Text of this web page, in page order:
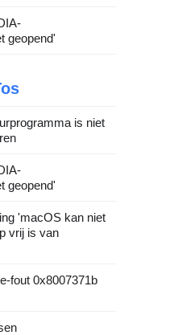
geopend'
is niet
geopend'
'macOS kan niet
vrij is van
fout 0x8007371b